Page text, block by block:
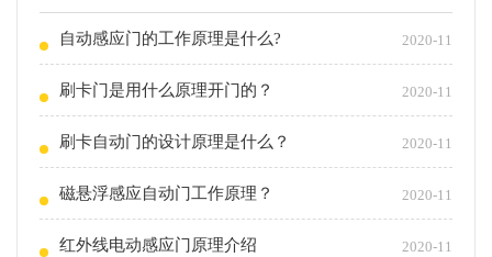
自动感应门的工作原理是什么? 2020-11
刷卡门是用什么原理开门的？ 2020-11
刷卡自动门的设计原理是什么？ 2020-11
磁悬浮感应自动门工作原理？ 2020-11
红外线电动感应门原理介绍 2020-11